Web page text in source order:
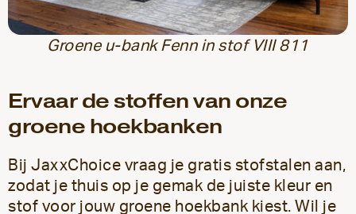
Groene u-bank Fenn in stof VIII 811
Ervaar de stoffen van onze
groene hoekbanken
Bij JaxxChoice vraag je gratis stofstalen aan,
zodat je thuis op je gemak de juiste kleur en
stof voor jouw groene hoekbank kiest. Wil je